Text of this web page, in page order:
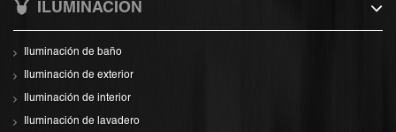
ILUMINACIÓN
Iluminación de baño
Iluminación de exterior
Iluminación de interior
Iluminación de lavadero